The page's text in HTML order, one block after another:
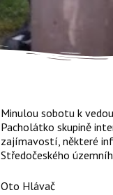
Minulou sobotu k
Pacholátko skupině
zajímavostí, některé
Středočeského
Oto Hlávač